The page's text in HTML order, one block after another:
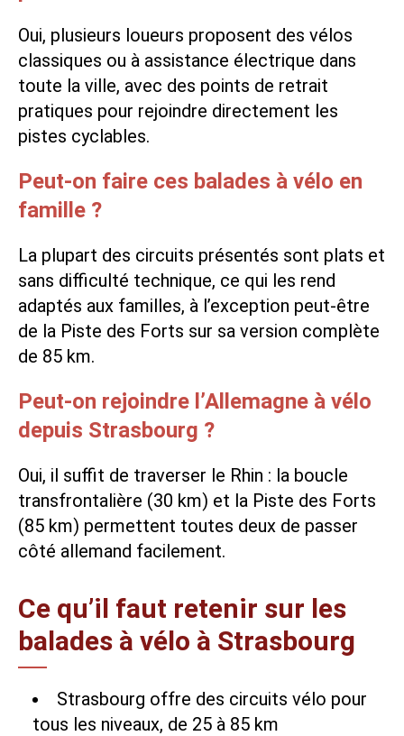
Oui, plusieurs loueurs proposent des vélos
classiques ou à assistance électrique dans
toute la ville, avec des points de retrait
pratiques pour rejoindre directement les
pistes cyclables.
Peut-on faire ces balades à vélo en
famille ?
La plupart des circuits présentés sont plats et
sans difficulté technique, ce qui les rend
adaptés aux familles, à l’exception peut-être
de la Piste des Forts sur sa version complète
de 85 km.
Peut-on rejoindre l’Allemagne à vélo
depuis Strasbourg ?
Oui, il suffit de traverser le Rhin : la boucle
transfrontalière (30 km) et la Piste des Forts
(85 km) permettent toutes deux de passer
côté allemand facilement.
Ce qu’il faut retenir sur les
balades à vélo à Strasbourg
Strasbourg offre des circuits vélo pour
tous les niveaux, de 25 à 85 km